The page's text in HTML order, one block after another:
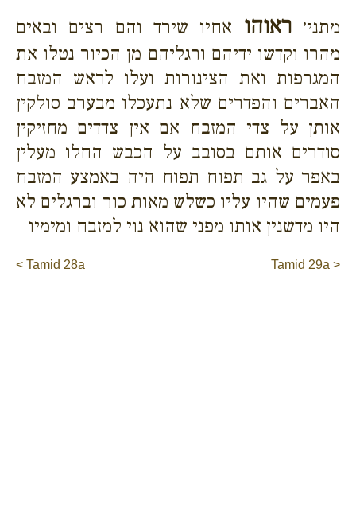
מתני׳ראוהו אחיו שירד והם רצים ובאים
מהרו וקדשו ידיהם ורגליהם מן הכיור נטלו את
המגרפות ואת הצינורות ועלו לראש המזבח
האברים והפדרים שלא נתעכלו מבערב סולקין
אותן על צדי המזבח אם אין צדדים מחזיקין
סודרים אותם בסובב על הכבש החלו מעלין
באפר על גב תפוח תפוח היה באמצע המזבח
פעמים שהיו עליו כשלש מאות כור וברגלים לא
היו מדשנין אותו מפני שהוא נוי למזבח ומימיו
< Tamid 28a Tamid 29a >